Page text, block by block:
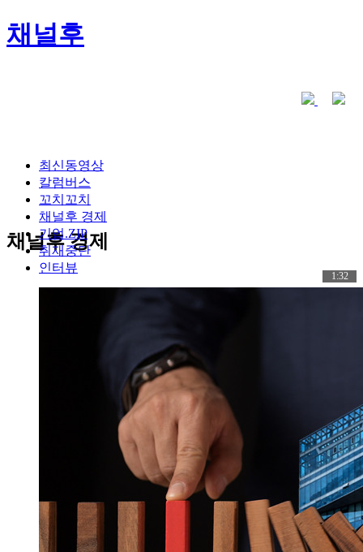
채널후
최신동영상
칼럼버스
꼬치꼬치
채널후 경제
기업.ZIP
취재중단
인터뷰
채널후 경제
1:32